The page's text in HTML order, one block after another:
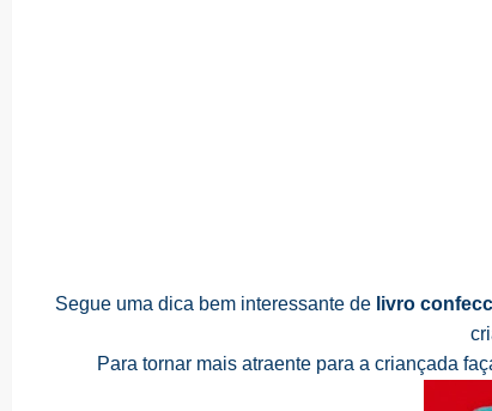
Segue uma dica bem interessante de livro
Para tornar mais atraente para a criançada